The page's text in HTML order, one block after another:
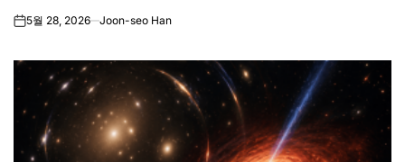
on5월 28, 2026 Joon-seo Han